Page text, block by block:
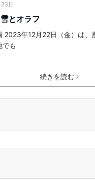
日
とオラフ
2023年12月22日（金）は、
でも
続きを読む